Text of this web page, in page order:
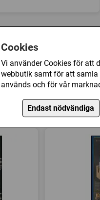
Cookies
Vi använder Cookies för att
webbutik samt för att
används och för vår
Endast nödvändiga
har också